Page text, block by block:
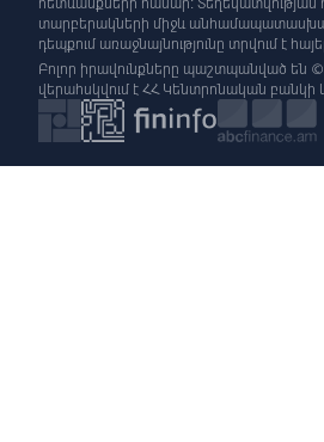
տարբերակների միջև
դեպքում առաջնայնությունը տրվում է
Բոլոր իրավունքները պաշտպանված են ©
վերահսկվում է ՀՀ Կենտրոնական բանկի